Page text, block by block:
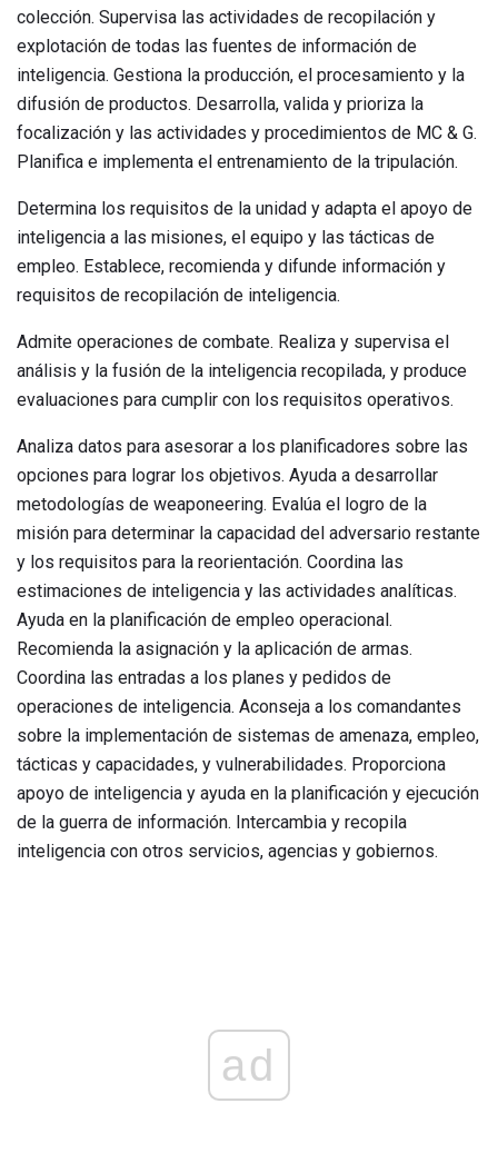
colección. Supervisa las actividades de recopilación y
explotación de todas las fuentes de información de
inteligencia. Gestiona la producción, el procesamiento y la
difusión de productos. Desarrolla, valida y prioriza la
focalización y las actividades y procedimientos de MC & G.
Planifica e implementa el entrenamiento de la tripulación.
Determina los requisitos de la unidad y adapta el apoyo de
inteligencia a las misiones, el equipo y las tácticas de
empleo. Establece, recomienda y difunde información y
requisitos de recopilación de inteligencia.
Admite operaciones de combate. Realiza y supervisa el
análisis y la fusión de la inteligencia recopilada, y produce
evaluaciones para cumplir con los requisitos operativos.
Analiza datos para asesorar a los planificadores sobre las
opciones para lograr los objetivos. Ayuda a desarrollar
metodologías de weaponeering. Evalúa el logro de la
misión para determinar la capacidad del adversario restante
y los requisitos para la reorientación. Coordina las
estimaciones de inteligencia y las actividades analíticas.
Ayuda en la planificación de empleo operacional.
Recomienda la asignación y la aplicación de armas.
Coordina las entradas a los planes y pedidos de
operaciones de inteligencia. Aconseja a los comandantes
sobre la implementación de sistemas de amenaza, empleo,
tácticas y capacidades, y vulnerabilidades. Proporciona
apoyo de inteligencia y ayuda en la planificación y ejecución
de la guerra de información. Intercambia y recopila
inteligencia con otros servicios, agencias y gobiernos.
ad